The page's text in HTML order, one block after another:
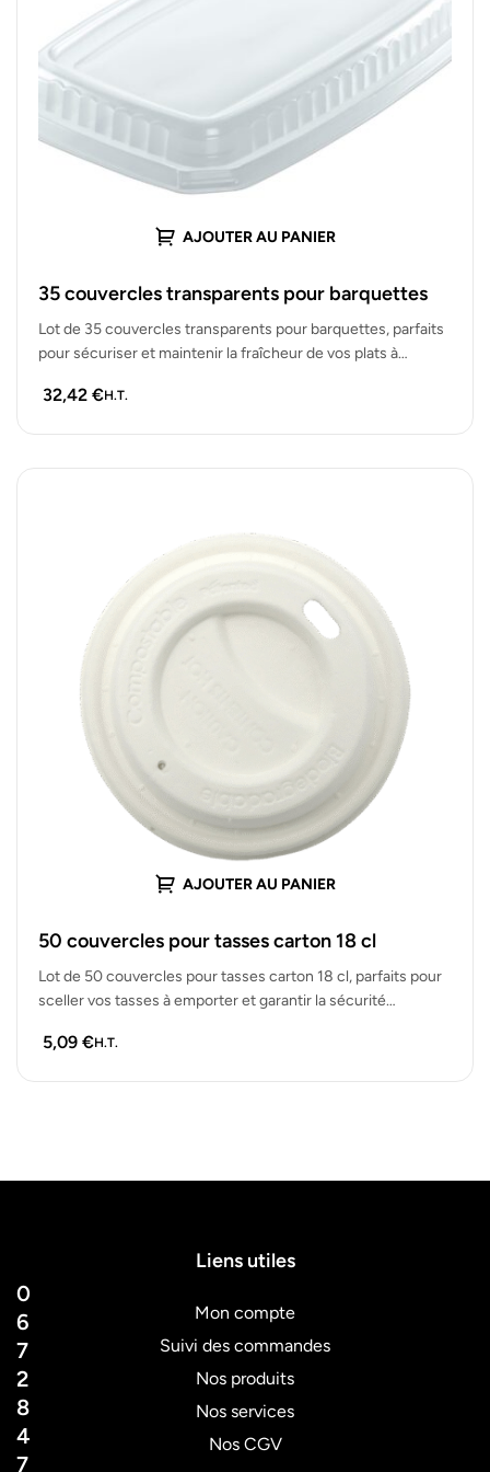
AJOUTER AU PANIER
35 couvercles transparents pour barquettes
Lot de 35 couvercles transparents pour barquettes, parfaits
pour sécuriser et maintenir la fraîcheur de vos plats à
32,42 €H.T.
AJOUTER AU PANIER
50 couvercles pour tasses carton 18 cl
Lot de 50 couvercles pour tasses carton 18 cl, parfaits pour
sceller vos tasses à emporter et garantir la sécurité…
5,09 €H.T.
0
6
7
2
8
4
7
Liens utiles
Mon compte
Suivi des commandes
Nos produits
Nos services
Nos CGV